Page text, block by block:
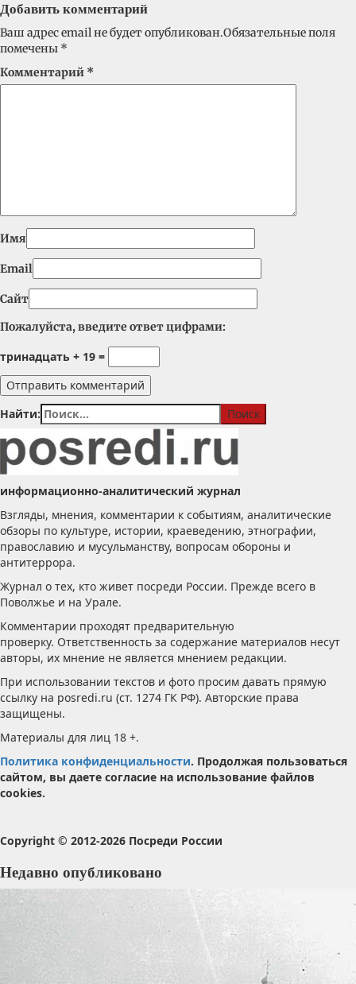
Добавить комментарий
Ваш адрес email не будет опубликован.Обязательные поля
помечены *
Комментарий *
Имя
Email
Сайт
Пожалуйста, введите ответ цифрами:
тринадцать + 19 =
Найти:
информационно-аналитический журнал
Взгляды, мнения, комментарии к событиям, аналитические
обзоры по культуре, истории, краеведению, этнографии,
православию и мусульманству, вопросам обороны и
антитеррора.
Журнал о тех, кто живет посреди России. Прежде всего в
Поволжье и на Урале.
Комментарии проходят предварительную
проверку. Ответственность за содержание материалов несут
авторы, их мнение не является мнением редакции.
При использовании текстов и фото просим давать прямую
ссылку на posredi.ru (ст. 1274 ГК РФ). Авторские права
защищены.
Материалы для лиц 18 +.
Политика конфиденциальности. Продолжая пользоваться
сайтом, вы даете согласие на использование файлов
cookies.
Copyright © 2012-2026 Посреди России
Недавно опубликовано